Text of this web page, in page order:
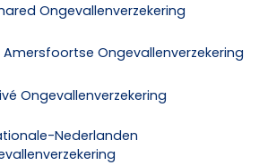
Ongevallenverzekering
Amersfoortse Ongevallenverzekering
Ongevallenverzekering
Nederlanden